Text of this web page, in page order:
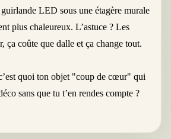
LED sous une étagère murale
plus chaleureux. L’astuce ? Les
ça coûte que dalle et ça change tout.
quoi ton objet "coup de cœur" qui
sans que tu t’en rendes compte ?